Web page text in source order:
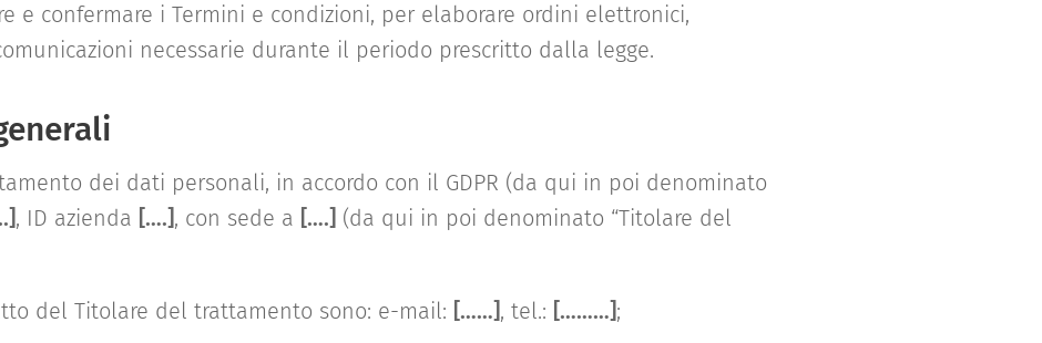
e confermare i Termini e condizioni, per elaborare ordini elettronici,
necessarie durante il periodo prescritto dalla legge.
dei dati personali, in accordo con il GDPR (da qui in poi denominato
, ID azienda [….], con sede a [….] (da qui in poi denominato “Titolare del
del Titolare del trattamento sono: e-mail: [……], tel.: [………];